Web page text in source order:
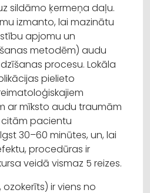
sildāmo ķermeņa daļu.
izmanto, lai mazinātu
apjomu un
metodēm) audu
procesu. Lokāla
pielieto
ar mīksto audu traumām
pacientu
30–60 minūtes, un, lai
procedūras ir
veidā vismaz 5 reizes.
ir viens no